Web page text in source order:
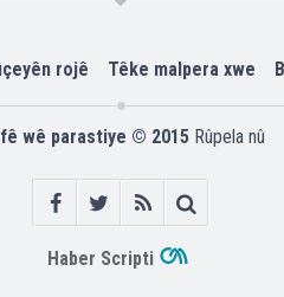
rojê Têke malpera xwe
wê parastiye © 2015 Rûpela nû
Haber Scripti